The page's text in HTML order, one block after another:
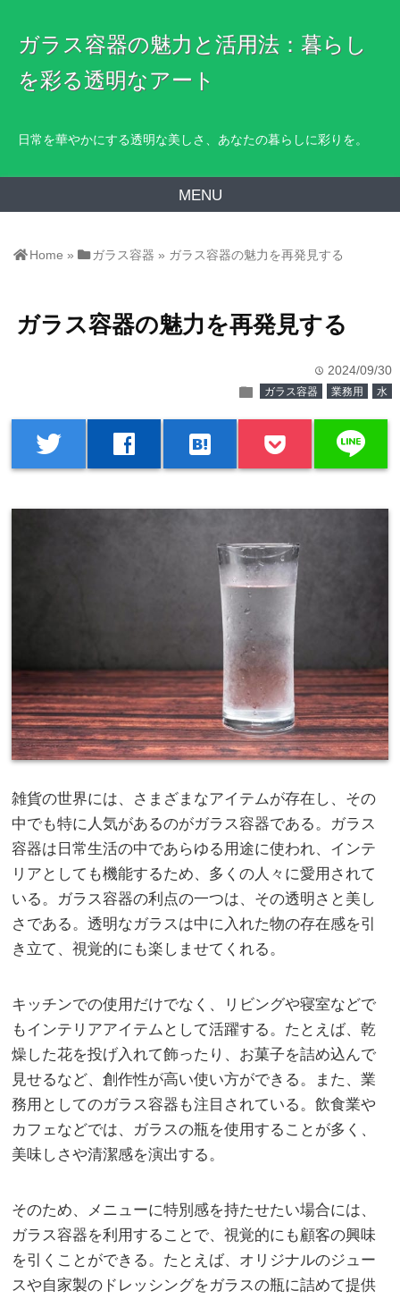
ガラス容器の魅力と活用法：暮らし
を彩る透明なアート
日常を華やかにする透明な美しさ、あなたの暮らしに彩りを。
MENU
Home » ガラス容器 » ガラス容器の魅力を再発見する
ガラス容器の魅力を再発見する
time 2024/09/30
folder ガラス容器 業務用 水
twitter facebook hatenabookmark line
雑貨の世界には、さまざまなアイテムが存在し、その
中でも特に人気があるのがガラス容器である。 ガラス
容器は日常生活の中であらゆる用途に使われ、インテ
リアとしても機能するため、多くの人々に愛用されて
いる。ガラス容器の利点の一つは、その透明さと美し
さである。透明なガラスは中に入れた物の存在感を引
き立て、視覚的にも楽しませてくれる。
キッチンでの使用だけでなく、リビングや寝室などで
もインテリアアイテムとして活躍する。たとえば、乾
燥した花を投げ入れて飾ったり、お菓子を詰め込んで
見せるなど、創作性が高い使い方ができる。また、業
務用としてのガラス容器も注目されている。飲食業や
カフェなどでは、ガラスの瓶を使用することが多く、
美味しさや清潔感を演出する。
そのため、メニューに特別感を持たせたい場合には、
ガラス容器を利用することで、視覚的にも顧客の興味
を引くことができる。たとえば、オリジナルのジュー
スや自家製のドレッシングをガラスの瓶に詰めて提供